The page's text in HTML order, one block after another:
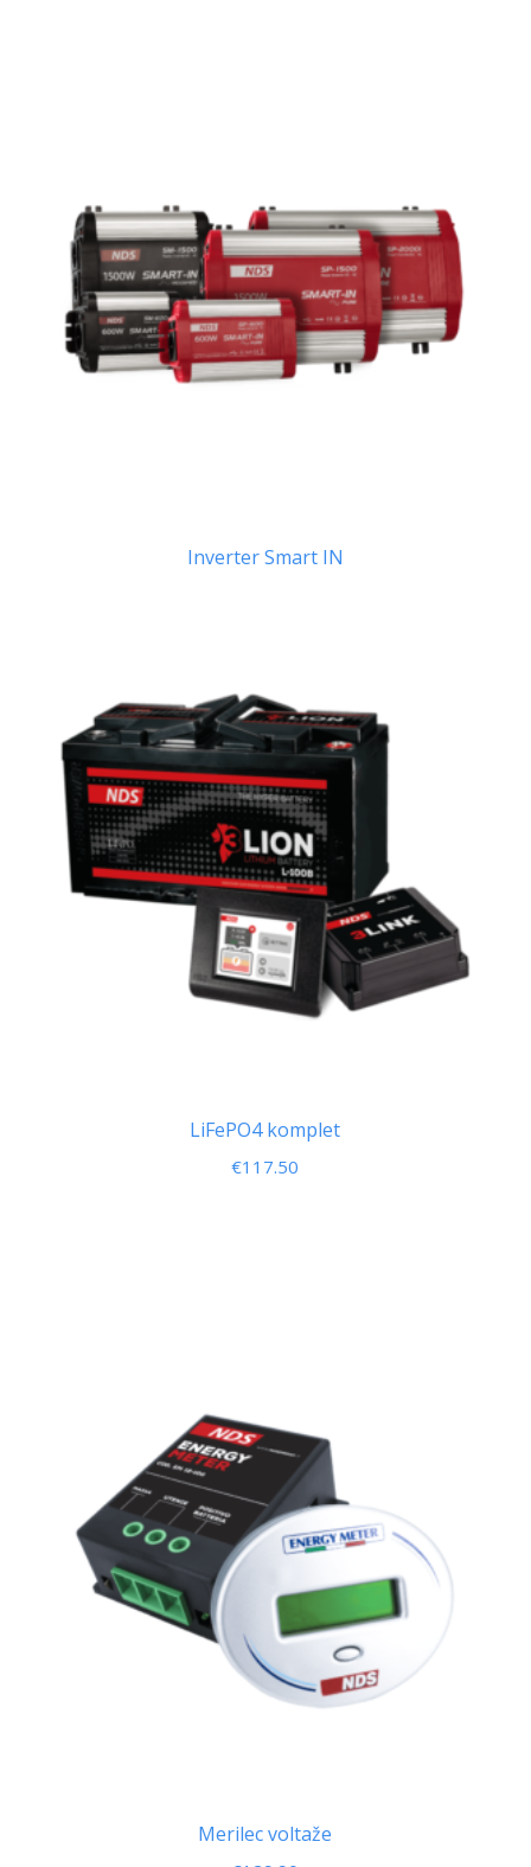
Inverter Smart IN
LiFePO4 komplet
€117.50
Merilec voltaže